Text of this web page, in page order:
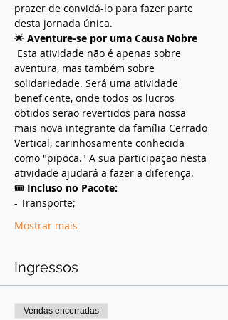
prazer de convidá-lo para fazer parte
desta jornada única.
🌟 Aventure-se por uma Causa Nobre
Esta atividade não é apenas sobre
aventura, mas também sobre
solidariedade. Será uma atividade
beneficente, onde todos os lucros
obtidos serão revertidos para nossa
mais nova integrante da família Cerrado
Vertical, carinhosamente conhecida
como "pipoca." A sua participação nesta
atividade ajudará a fazer a diferença.
🎟️ Incluso no Pacote:
- Transporte;
Mostrar mais
Ingressos
Vendas encerradas